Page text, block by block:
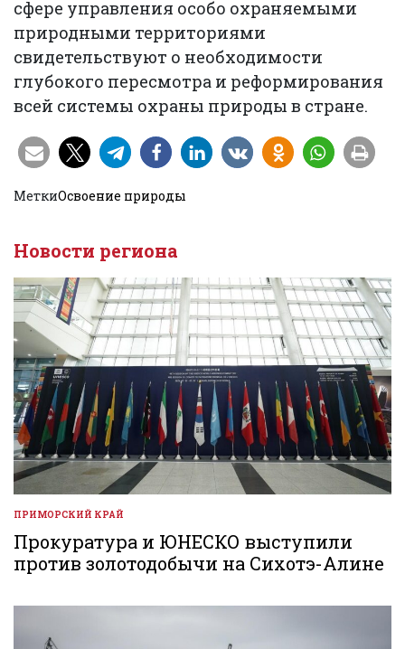
сфере управления особо охраняемыми
природными территориями
свидетельствуют о необходимости
глубокого пересмотра и реформирования
всей системы охраны природы в стране.
МеткиОсвоение природы
Новости региона
ОПУБЛИКОВАНО
В
ПРИМОРСКИЙ КРАЙ
Прокуратура и ЮНЕСКО выступили
против золотодобычи на Сихотэ-Алине